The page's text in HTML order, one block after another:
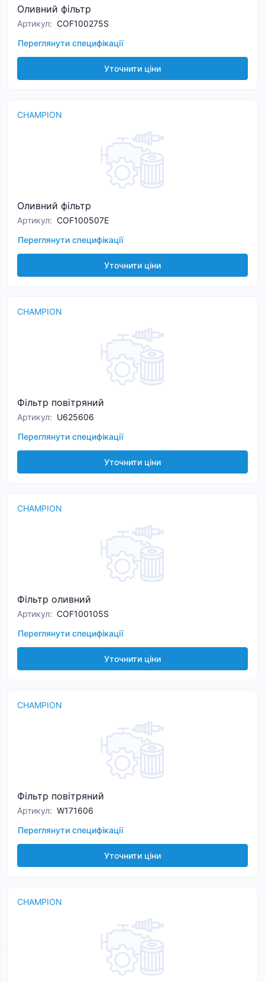
Оливний фільтр
Артикул: COF100275S
Переглянути специфікації
Уточнити ціни
CHAMPION
Оливний фільтр
Артикул: COF100507E
Переглянути специфікації
Уточнити ціни
CHAMPION
Фільтр повітряний
Артикул: U625606
Переглянути специфікації
Уточнити ціни
CHAMPION
Фільтр оливний
Артикул: COF100105S
Переглянути специфікації
Уточнити ціни
CHAMPION
Фільтр повітряний
Артикул: W171606
Переглянути специфікації
Уточнити ціни
CHAMPION